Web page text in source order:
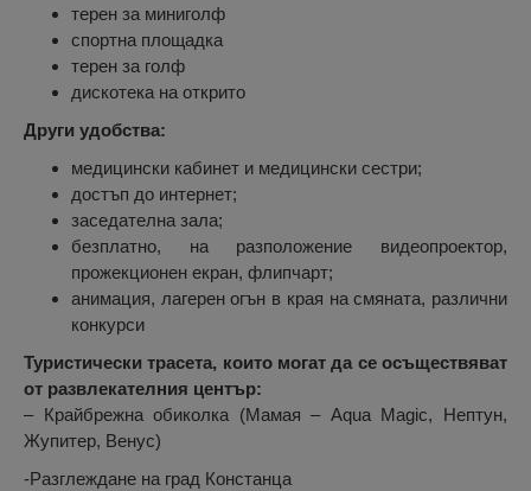
терен за миниголф
спортна площадка
терен за голф
дискотека на открито
Други удобства:
медицински кабинет и медицински сестри;
достъп до интернет;
заседателна зала;
безплатно, на разположение видеопроектор,
прожекционен екран, флипчарт;
анимация, лагерен огън в края на смяната, различни
конкурси
Туристически трасета, които могат да се осъществяват
от развлекателния център:
– Крайбрежна обиколка (Мамая – Aqua Magic, Нептун,
Жупитер, Венус)
-Разглеждане на град Констанца